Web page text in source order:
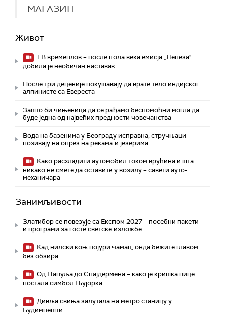
МАГАЗИН
Живот
ТВ времеплов – после пола века емисја „Лепеза"
добила је необичан наставак
После три деценије покушавају да врате тело индијског
алпинисте са Евереста
Зашто би чињеница да се рађамо беспомоћни могла да
буде једна од највећих предности човечанства
Вода на базенима у Београду исправна, стручњаци
позивају на опрез на рекама и језерима
Како расхладити аутомобил током врућина и шта
никако не смете да оставите у возилу – савети ауто-
механичара
Занимљивости
Златибор се повезује са Експом 2027 – посебни пакети
и програми за госте светске изложбе
Кад нилски коњ појури чамац, онда бежите главом
без обзира
Од Напуља до Спајдермена – како је кришка пице
постала симбол Њујорка
Дивља свиња залутала на метро станицу у
Будимпешти